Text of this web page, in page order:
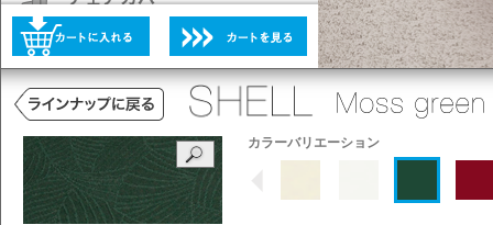
未選択
選択不可
未選択
カラーバリエーション